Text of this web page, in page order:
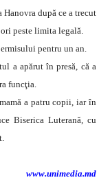
Hanovra după ce a trecut
peste limita legală.
pentru un an.
a apărut în presă, că a
funcţia.
a patru copii, iar în
Biserica Luterană, cu
www.unimedia.md